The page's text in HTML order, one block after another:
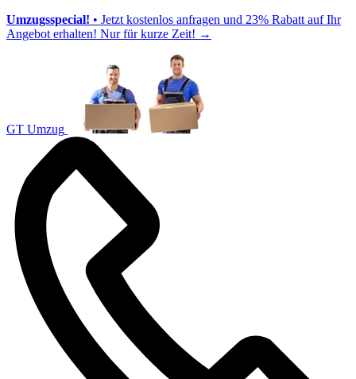
Umzugsspecial! • Jetzt kostenlos anfragen und 23% Rabatt auf Ihr
Angebot erhalten! Nur für kurze Zeit! →
GT Umzug